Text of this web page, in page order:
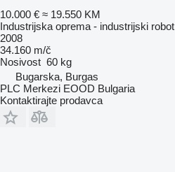
10.000 € ≈ 19.550 KM
Industrijska oprema - industrijski robot
2008
34.160 m/č
Nosivost 60 kg
Bugarska, Burgas
PLC Merkezi EOOD Bulgaria
Kontaktirajte prodavca